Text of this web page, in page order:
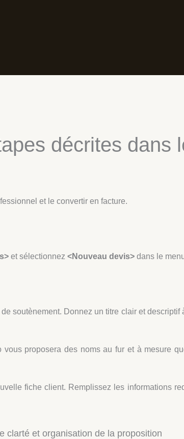
décrites dans
et le convertir en facture.
et sélectionnez <Nouveau devis> dans le
soutènement. Donnez un titre clair et
proposera des noms au fur et à mesure
fiche client. Remplissez les informations
clarté et organisation de la proposition